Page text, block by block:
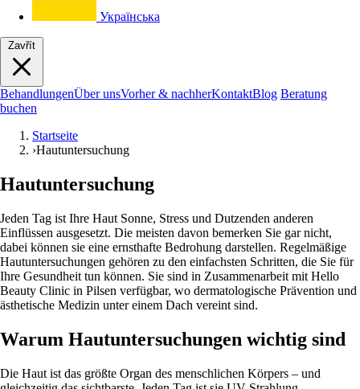
Українська
Zavřít
BehandlungenÜber unsVorher & nachherKontaktBlog Beratung
buchen
Startseite
›Hautuntersuchung
Hautuntersuchung
Jeden Tag ist Ihre Haut Sonne, Stress und Dutzenden anderen
Einflüssen ausgesetzt. Die meisten davon bemerken Sie gar nicht,
dabei können sie eine ernsthafte Bedrohung darstellen. Regelmäßige
Hautuntersuchungen gehören zu den einfachsten Schritten, die Sie für
Ihre Gesundheit tun können. Sie sind in Zusammenarbeit mit Hello
Beauty Clinic in Pilsen verfügbar, wo dermatologische Prävention und
ästhetische Medizin unter einem Dach vereint sind.
Warum Hautuntersuchungen wichtig sind
Die Haut ist das größte Organ des menschlichen Körpers – und